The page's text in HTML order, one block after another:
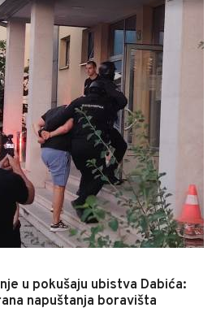
u pokušaju ubistva Dabića:
napuštanja boravišta